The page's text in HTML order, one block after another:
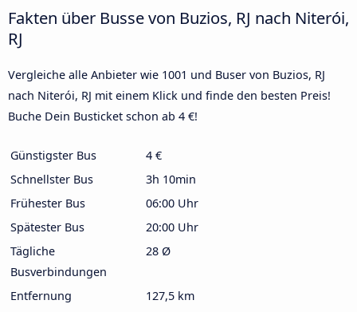
Fakten über Busse von Buzios, RJ nach Niterói,
RJ
Vergleiche alle Anbieter wie 1001 und Buser von Buzios, RJ
nach Niterói, RJ mit einem Klick und finde den besten Preis!
Buche Dein Busticket schon ab 4 €!
Günstigster Bus
4 €
Schnellster Bus
3h 10min
Frühester Bus
06:00 Uhr
Spätester Bus
20:00 Uhr
Tägliche
Busverbindungen
28 Ø
Entfernung
127,5 km